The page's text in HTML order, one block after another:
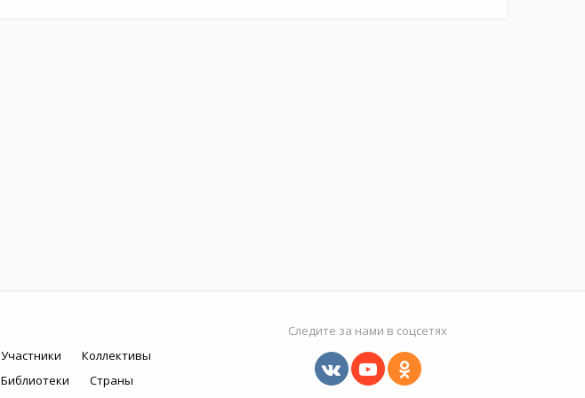
Участники
Коллективы
Библиотеки
Страны
Следите за нами в соцсетях